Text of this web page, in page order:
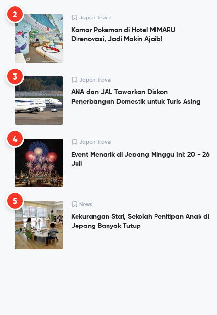
2 Japan Travel
Kamar Pokemon di Hotel MIMARU
Direnovasi, Jadi Makin Ajaib!
3 Japan Travel
ANA dan JAL Tawarkan Diskon
Penerbangan Domestik untuk Turis Asing
4 Japan Travel
Event Menarik di Jepang Minggu Ini: 20 - 26
Juli
5 News
Kekurangan Staf, Sekolah Penitipan Anak di
Jepang Banyak Tutup